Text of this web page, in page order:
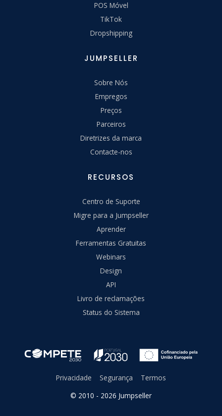
POS Móvel
TikTok
Dropshipping
JUMPSELLER
Sobre Nós
Empregos
Preços
Parceiros
Diretrizes da marca
Contacte-nos
RECURSOS
Centro de Suporte
Migre para a Jumpseller
Aprender
Ferramentas Gratuitas
Webinars
Design
API
Livro de reclamações
Status do Sistema
© 2010 - 2026 Jumpseller
Privacidade Segurança Termos